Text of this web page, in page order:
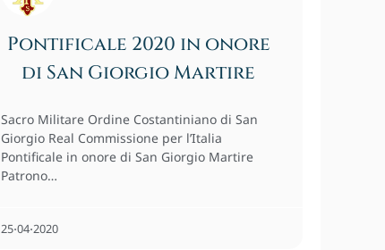
Pontificale 2020 in onore
di San Giorgio Martire
Sacro Militare Ordine Costantiniano di San
Giorgio Real Commissione per l’Italia
Pontificale in onore di San Giorgio Martire
Patrono…
25⋅04⋅2020